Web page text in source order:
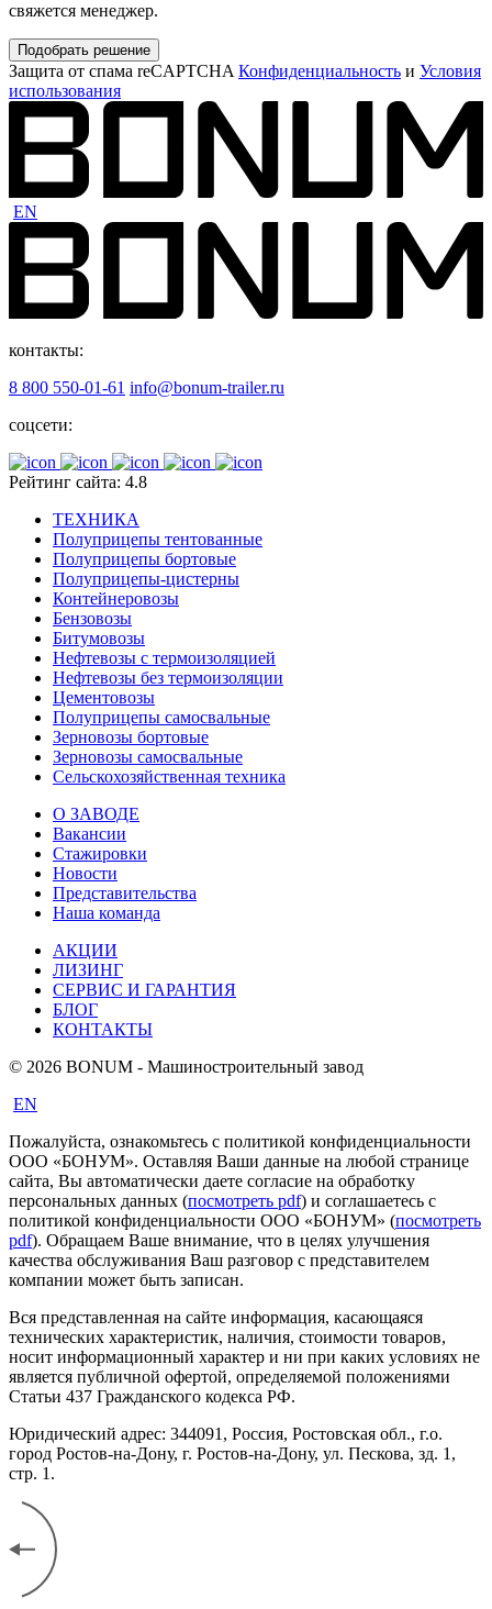
свяжется менеджер.
Подобрать решение
Защита от спама reCAPTCHA Конфиденциальность и Условия
использования
EN
контакты:
8 800 550-01-61 info@bonum-trailer.ru
соцсети:
Рейтинг сайта: 4.8
ТЕХНИКА
Полуприцепы тентованные
Полуприцепы бортовые
Полуприцепы-цистерны
Контейнеровозы
Бензовозы
Битумовозы
Нефтевозы с термоизоляцией
Нефтевозы без термоизоляции
Цементовозы
Полуприцепы самосвальные
Зерновозы бортовые
Зерновозы самосвальные
Сельскохозяйственная техника
О ЗАВОДЕ
Вакансии
Стажировки
Новости
Представительства
Наша команда
АКЦИИ
ЛИЗИНГ
СЕРВИС И ГАРАНТИЯ
БЛОГ
КОНТАКТЫ
© 2026 BONUM - Машиностроительный завод
EN
Пожалуйста, ознакомьтесь с политикой конфиденциальности
ООО «БОНУМ». Оставляя Ваши данные на любой странице
сайта, Вы автоматически даете согласие на обработку
персональных данных (посмотреть pdf) и соглашаетесь с
политикой конфиденциальности ООО «БОНУМ» (посмотреть
pdf). Обращаем Ваше внимание, что в целях улучшения
качества обслуживания Ваш разговор с представителем
компании может быть записан.
Вся представленная на сайте информация, касающаяся
технических характеристик, наличия, стоимости товаров,
носит информационный характер и ни при каких условиях не
является публичной офертой, определяемой положениями
Статьи 437 Гражданского кодекса РФ.
Юридический адрес: 344091, Россия, Ростовская обл., г.о.
город Ростов-на-Дону, г. Ростов-на-Дону, ул. Пескова, зд. 1,
стр. 1.